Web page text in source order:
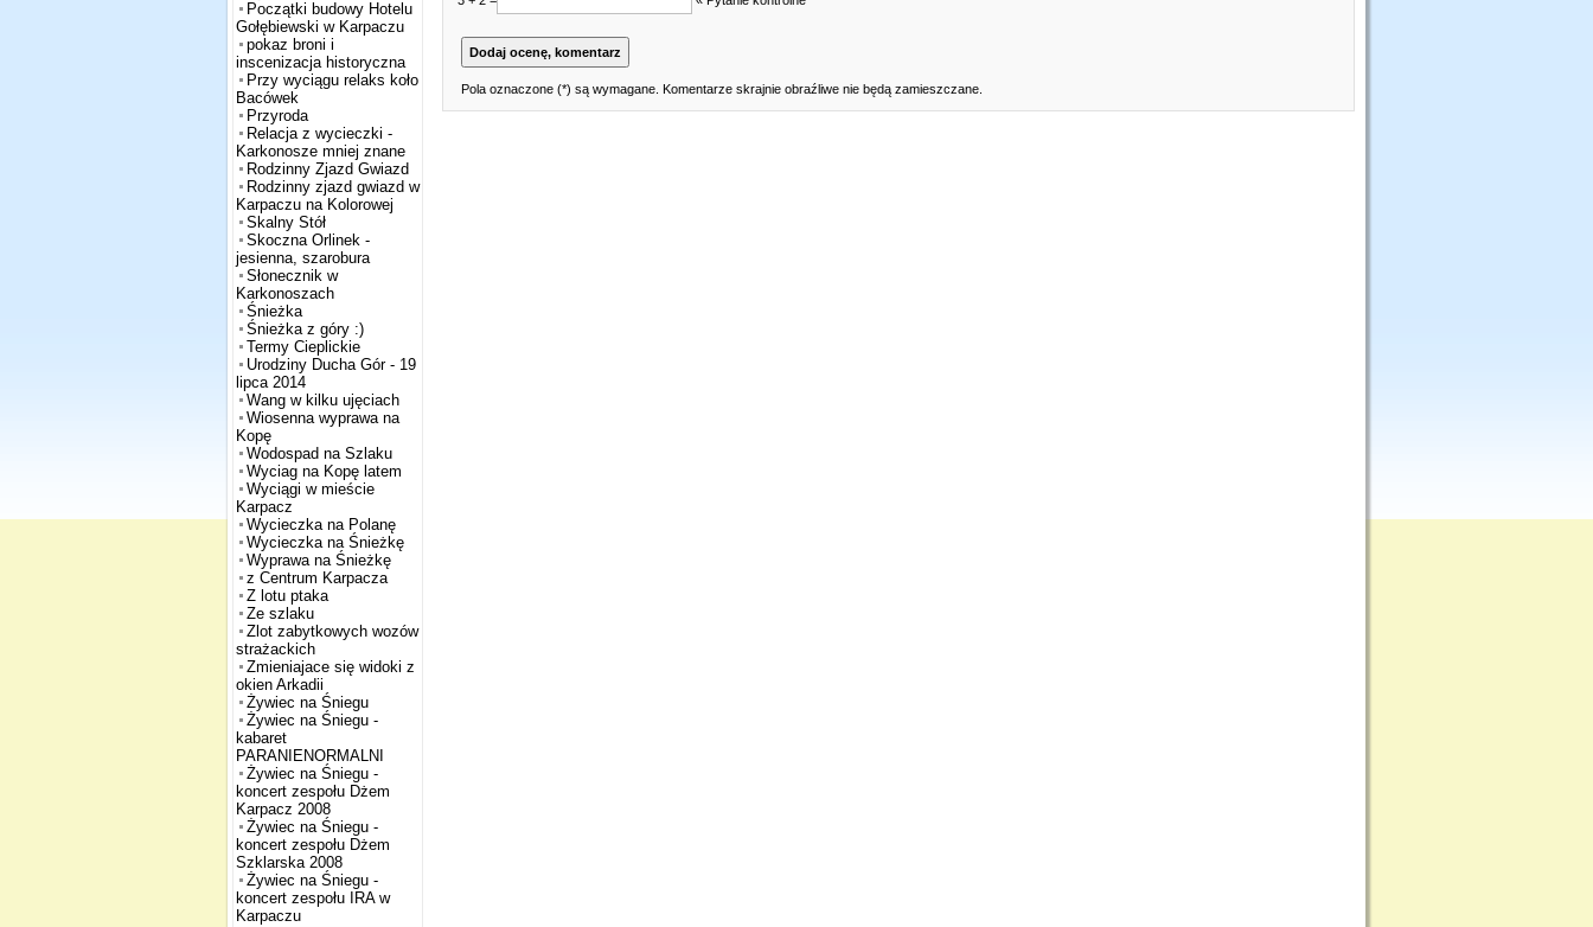
Początki budowy Hotelu
Gołębiewski w Karpaczu
pokaz broni i
inscenizacja historyczna
Przy wyciągu relaks koło
Bacówek
Przyroda
Relacja z wycieczki -
Karkonosze mniej znane
Rodzinny Zjazd Gwiazd
Rodzinny zjazd gwiazd w
Karpaczu na Kolorowej
Skalny Stół
Skoczna Orlinek -
jesienna, szarobura
Słonecznik w
Karkonoszach
Śnieżka
Śnieżka z góry :)
Termy Cieplickie
Urodziny Ducha Gór - 19
lipca 2014
Wang w kilku ujęciach
Wiosenna wyprawa na
Kopę
Wodospad na Szlaku
Wyciag na Kopę latem
Wyciągi w mieście
Karpacz
Wycieczka na Polanę
Wycieczka na Śnieżkę
Wyprawa na Śnieżkę
z Centrum Karpacza
Z lotu ptaka
Ze szlaku
Zlot zabytkowych wozów
strażackich
Zmieniajace się widoki z
okien Arkadii
Żywiec na Śniegu
Żywiec na Śniegu -
kabaret
PARANIENORMALNI
Żywiec na Śniegu -
koncert zespołu Dżem
Karpacz 2008
Żywiec na Śniegu -
koncert zespołu Dżem
Szklarska 2008
Żywiec na Śniegu -
koncert zespołu IRA w
Karpaczu
Pola oznaczone (*) są wymagane. Komentarze skrajnie obraźliwe nie będą zamieszczane.